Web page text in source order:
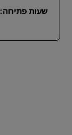
שעות פתיחה: